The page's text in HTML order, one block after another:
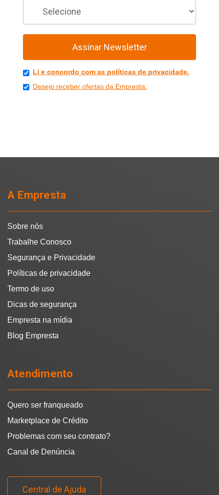
Assinar Newsletter
Li e concordo com as políticas de privacidade.
Desejo receber ofertas da Empresta.
A Empresta
Sobre nós
Trabalhe Conosco
Segurança e Privacidade
Políticas de privacidade
Termo de uso
Dicas de segurança
Empresta na mídia
Blog Empresta
Atendimento
Quero ser franqueado
Marketplace de Crédito
Problemas com seu contrato?
Canal de Denúncia
Central de Ajuda